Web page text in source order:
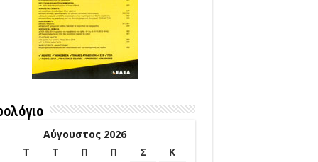
Αύγουστος 2026
Τ Τ Π Π Σ
Κ